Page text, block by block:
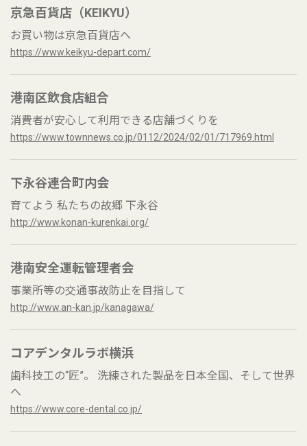
京急百貨店（KEIKYU）
お買い物は京急百貨店へ
https://www.keikyu-depart.com/
港南区飲食店組合
消費者が安心して利用できる店舗づくりを
https://www.townnews.co.jp/0112/2024/02/01/717969.html
下永谷連合町内会
育てよう 私たちの故郷 下永谷
http://www.konan-kurenkai.org/
港南安全運転管理者会
事業所等の交通事故防止を目指して
http://www.an-kan.jp/kanagawa/
コアデンタルラボ横浜
歯科技工の“匠”。 洗練された製品を日本全国、そして世界
へ
https://www.core-dental.co.jp/